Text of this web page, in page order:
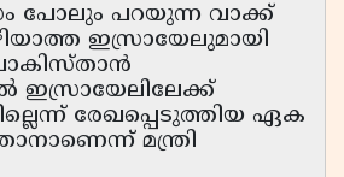
പോലും പറയുന്ന വാക്ക്
ഇസ്രായേലുമായി
പാകിസ്താൻ
ഇസ്രായേലിലേക്ക്
രേഖപ്പെടുത്തിയ ഏക
മന്ത്രി